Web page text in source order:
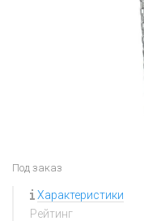
Под заказ
Характеристики
Рейтинг